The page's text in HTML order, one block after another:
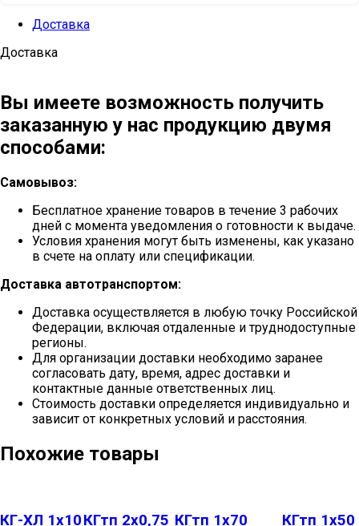
Доставка
Доставка
Вы имеете возможность получить
заказанную у нас продукцию двумя
способами:
Самовывоз:
Бесплатное хранение товаров в течение 3 рабочих
дней с момента уведомления о готовности к выдаче.
Условия хранения могут быть изменены, как указано
в счете на оплату или спецификации.
Доставка автотранспортом:
Доставка осуществляется в любую точку Российской
Федерации, включая отдаленные и труднодоступные
регионы.
Для организации доставки необходимо заранее
согласовать дату, время, адрес доставки и
контактные данные ответственных лиц.
Стоимость доставки определяется индивидуально и
зависит от конкретных условий и расстояния.
Похожие товары
КГ-ХЛ 1х10КГтп 2х0,75 КГтп 1х70 КГтп 1х50